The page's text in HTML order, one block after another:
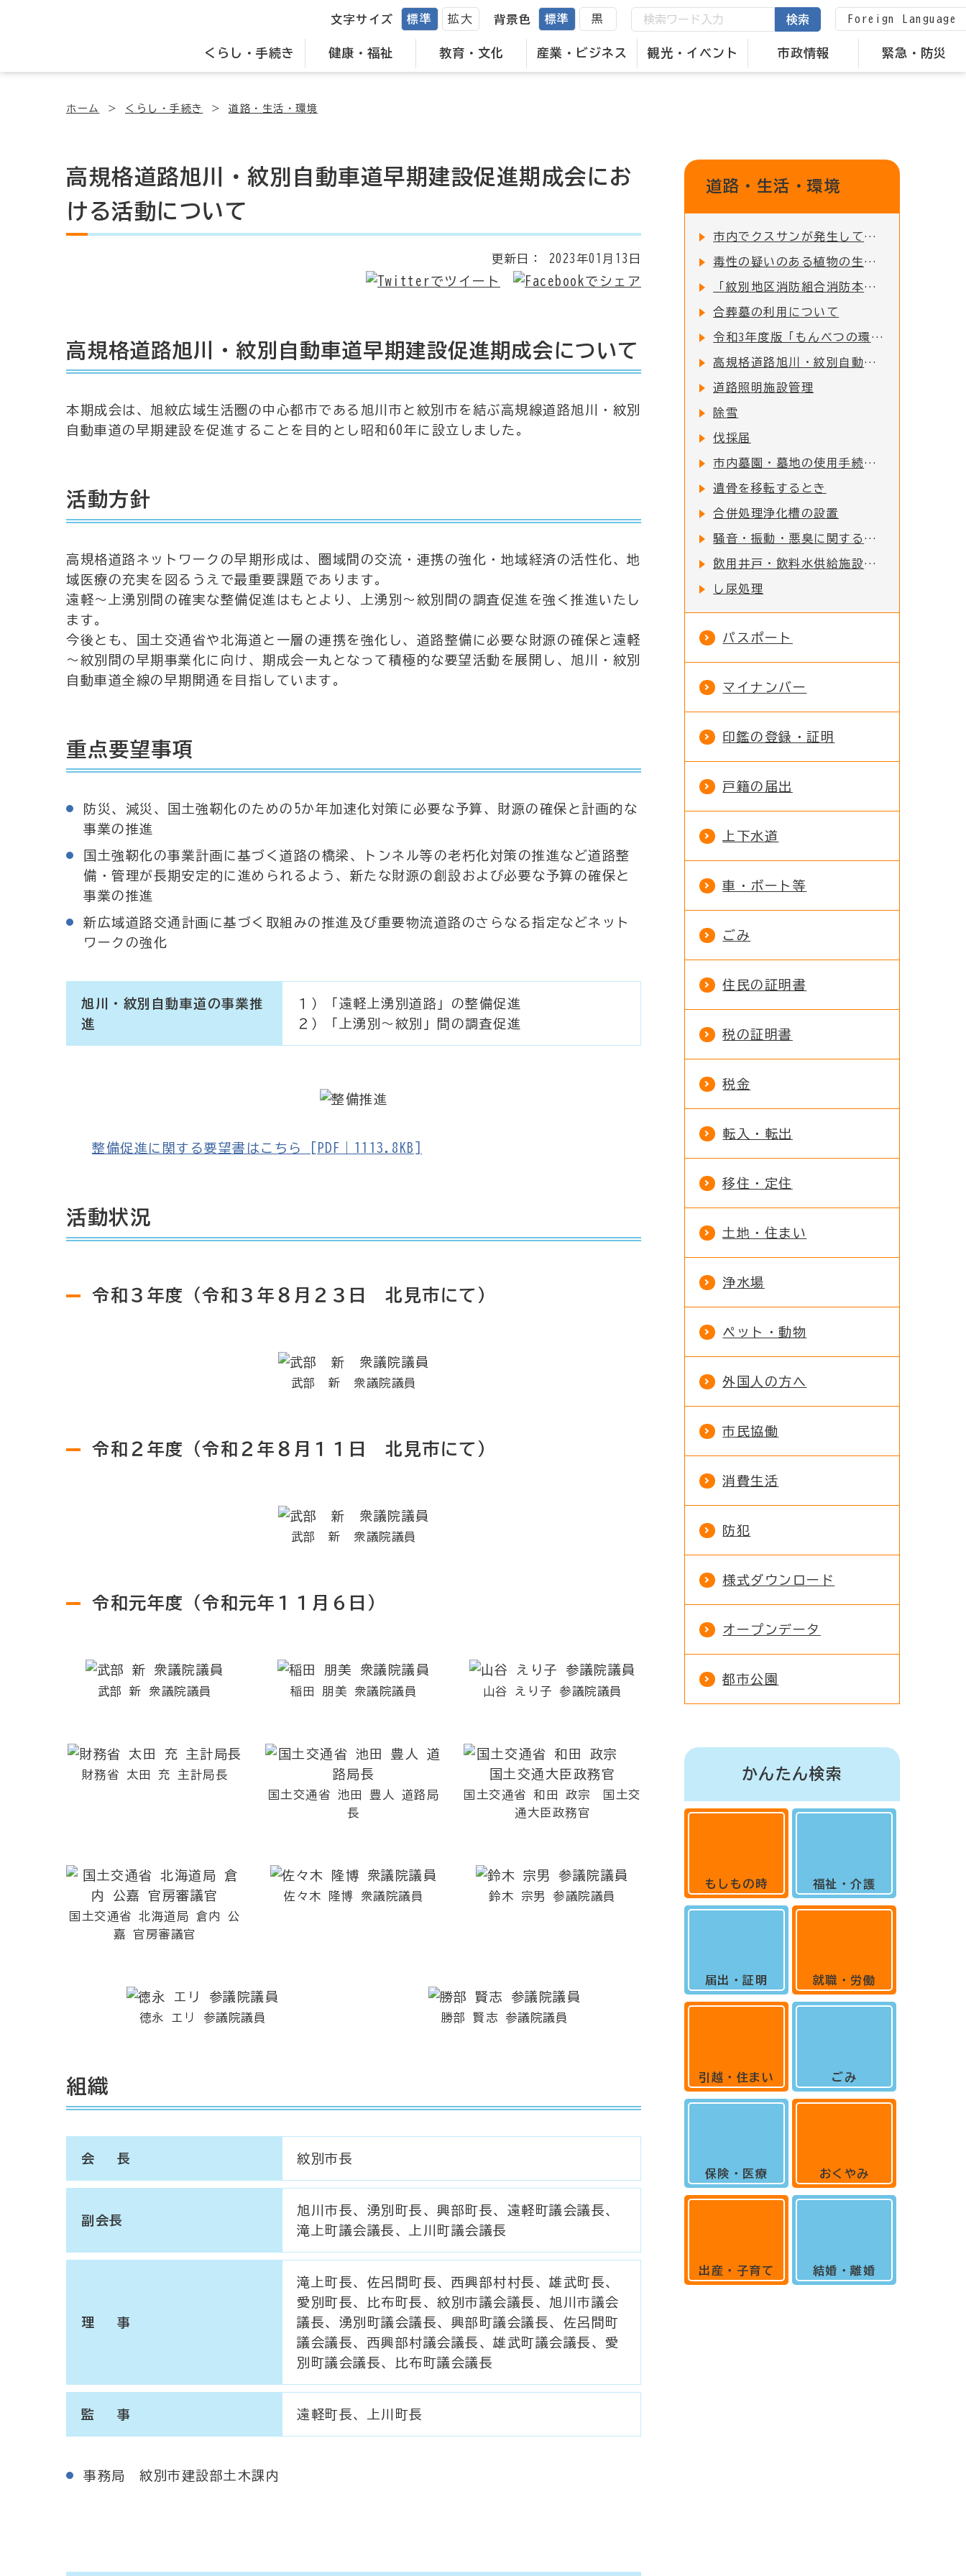
くらし・手続き 健康・福祉 教育・文化 産業・ビジネス 観光・イベント 市政情報 緊急・防災
文字サイズ 標準 拡大 背景色 標準 黒 検索 Foreign Language
ホーム くらし・手続き 道路・生活・環境
高規格道路旭川・紋別自動車道早期建設促進期成会にお
ける活動について
更新日： 2023年01月13日
高規格道路旭川・紋別自動車道早期建設促進期成会について
本期成会は、旭紋広域生活圏の中心都市である旭川市と紋別市を結ぶ高規線道路旭川・紋別
自動車道の早期建設を促進することを目的とし昭和60年に設立しました。
活動方針
高規格道路ネットワークの早期形成は、圏域間の交流・連携の強化・地域経済の活性化、地
域医療の充実を図るうえで最重要課題であります。
遠軽～上湧別間の確実な整備促進はもとより、上湧別～紋別間の調査促進を強く推進いたし
ます。
今後とも、国土交通省や北海道と一層の連携を強化し、道路整備に必要な財源の確保と遠軽
～紋別間の早期事業化に向け、期成会一丸となって積極的な要望活動を展開し、旭川・紋別
自動車道全線の早期開通を目指しています。
重点要望事項
防災、減災、国土強靭化のための5か年加速化対策に必要な予算、財源の確保と計画的な
事業の推進
国土強靭化の事業計画に基づく道路の橋梁、トンネル等の老朽化対策の推進など道路整
備・管理が長期安定的に進められるよう、新たな財源の創設および必要な予算の確保と
事業の推進
新広域道路交通計画に基づく取組みの推進及び重要物流道路のさらなる指定などネット
ワークの強化
旭川・紋別自動車道の事業推
進
１）「遠軽上湧別道路」の整備促進
２）「上湧別～紋別」間の調査促進
整備促進に関する要望書はこちら [PDF｜1113.8KB]
活動状況
令和３年度（令和３年８月２３日 北見市にて）
武部 新 衆議院議員
令和２年度（令和２年８月１１日 北見市にて）
武部 新 衆議院議員
令和元年度（令和元年１１月６日）
武部 新 衆議院議員 稲田 朋美 衆議院議員 山谷 えり子 参議院議員
財務省 太田 充 主計局長
国土交通省 池田 豊人 道路局
長
国土交通省 和田 政宗 国土交
通大臣政務官
国土交通省 北海道局 倉内 公
嘉 官房審議官
佐々木 隆博 衆議院議員 鈴木 宗男 参議院議員
徳永 エリ 参議院議員 勝部 賢志 参議院議員
組織
会 長 紋別市長
副会長
旭川市長、湧別町長、興部町長、遠軽町議会議長、
滝上町議会議長、上川町議会議長
理 事
滝上町長、佐呂間町長、西興部村村長、雄武町長、
愛別町長、比布町長、紋別市議会議長、旭川市議会
議長、湧別町議会議長、興部町議会議長、佐呂間町
議会議長、西興部村議会議長、雄武町議会議長、愛
別町議会議長、比布町議会議長
監 事 遠軽町長、上川町長
事務局 紋別市建設部土木課内
道路・生活・環境
市内でクスサンが発生しています。
毒性の疑いのある植物の生育について
「紋別地区消防組合消防本部消防署庁舎」緊急車両出入り口前の道路交通規制について
合葬墓の利用について
令和3年度版「もんべつの環境」を公表します
高規格道路旭川・紋別自動車道早期建設促進期成会における活動について
道路照明施設管理
除雪
伐採届
市内墓園・墓地の使用手続きについて
遺骨を移転するとき
合併処理浄化槽の設置
騒音・振動・悪臭に関する規制について
飲用井戸・飲料水供給施設（小規模水道）を利用されている方へ
し尿処理
パスポート
マイナンバー
印鑑の登録・証明
戸籍の届出
上下水道
車・ボート等
ごみ
住民の証明書
税の証明書
税金
転入・転出
移住・定住
土地・住まい
浄水場
ペット・動物
外国人の方へ
市民協働
消費生活
防犯
様式ダウンロード
オープンデータ
都市公園
かんたん検索
もしもの時
届出・証明
引越・住まい
保険・医療
出産・子育て
福祉・介護
就職・労働
ごみ
おくやみ
結婚・離婚